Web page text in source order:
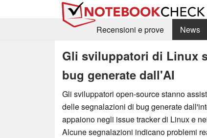
Recensioni e prove
News
Gli sviluppatori di Linux
bug generate dall'AI
Gli sviluppatori open-source stanno
delle segnalazioni di bug generate
appaiono negli issue tracker di Linux e
Alcune segnalazioni indicano problemi